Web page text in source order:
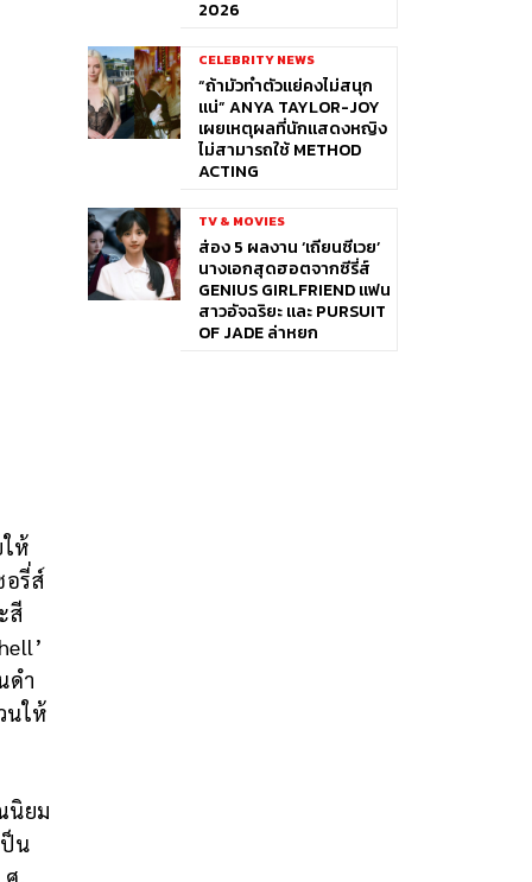
ห้
อรี่ส์
สี
ดำ
นให้
นิยม
น
.
2026
CELEBRITY NEWS
“ถ้ามัวทำตัวแย่คงไม่สนุก
แน่” ANYA TAYLOR-JOY
เผยเหตุผลที่นักแสดงหญิง
ไม่สามารถใช้ METHOD
ACTING
TV & MOVIES
ส่อง 5 ผลงาน ‘เถียนซีเวย’
นางเอกสุดฮอตจากซีรี่ส์
GENIUS GIRLFRIEND แฟน
สาวอัจฉริยะ และ PURSUIT
OF JADE ล่าหยก